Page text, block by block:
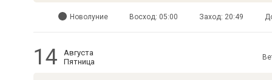
Новолуние Восход: 05:00 Заход: 20:49
14
Августа
Пятница